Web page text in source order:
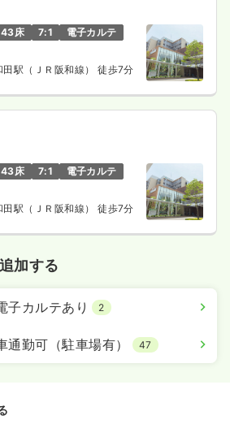
床 7:1
電子カルテ
田駅（ＪＲ阪和線） 徒歩7分
床 7:1
電子カルテ
田駅（ＪＲ阪和線） 徒歩7分
加する
子カルテあり 2
通勤可（駐車場有） 47